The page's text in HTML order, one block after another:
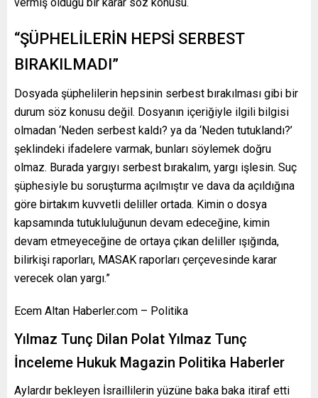
“ŞÜPHELİLERİN HEPSİ SERBEST
BIRAKILMADI”
Dosyada şüphelilerin hepsinin serbest bırakılması gibi bir
durum söz konusu değil. Dosyanın içeriğiyle ilgili bilgisi
olmadan ‘Neden serbest kaldı? ya da ‘Neden tutuklandı?’
şeklindeki ifadelere varmak, bunları söylemek doğru
olmaz. Burada yargıyı serbest bırakalım, yargı işlesin. Suç
şüphesiyle bu soruşturma açılmıştır ve dava da açıldığına
göre birtakım kuvvetli deliller ortada. Kimin o dosya
kapsamında tutukluluğunun devam edeceğine, kimin
devam etmeyeceğine de ortaya çıkan deliller ışığında,
bilirkişi raporları, MASAK raporları çerçevesinde karar
verecek olan yargı.”
Ecem Altan Haberler.com – Politika
Yılmaz Tunç Dilan Polat Yılmaz Tunç
İnceleme Hukuk Magazin Politika Haberler
Aylardır bekleyen İsraillilerin yüzüne baka baka itiraf etti